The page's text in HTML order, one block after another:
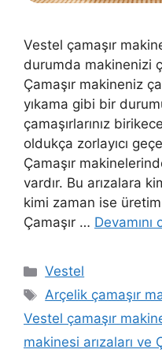
Vestel çamaşır
durumda makinenizi
Çamaşır makineniz
yıkama gibi bir
çamaşırlarınız
oldukça zorlayıcı
Çamaşır
vardır. Bu arızalara
kimi zaman ise
Çamaşır … Devamını
Kategoriler
Vestel
Etiketler
Arçelik çamaşır
Vestel çamaşır
makinesi arızaları ve